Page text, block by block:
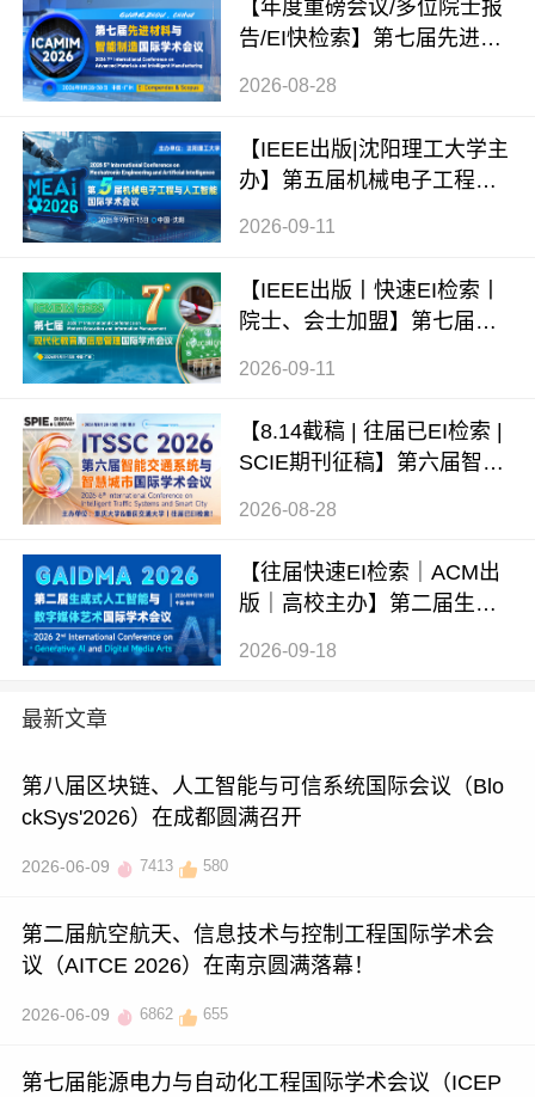
【年度重磅会议/多位院士报
告/EI快检索】第七届先进材
2026-08-28
【IEEE出版|沈阳理工大学主
办】第五届机械电子工程与
2026-09-11
【IEEE出版丨快速EI检索丨
院士、会士加盟】第七届现
术会议 (ICMEIM 2026)
2026-09-11
【8.14截稿 | 往届已EI检索 |
SCIE期刊征稿】第六届智能
术会议（ITSSC 2026）
2026-08-28
【往届快速EI检索｜ACM出
版｜高校主办】第二届生成
术会议 (GAIDMA 2026)
2026-09-18
最新文章
第八届区块链、人工智能与可信系统国际会议（Blo
ckSys'2026）在成都圆满召开
2026-06-09 7413 580
第二届航空航天、信息技术与控制工程国际学术会
议（AITCE 2026）在南京圆满落幕！
2026-06-09 6862 655
第七届能源电力与自动化工程国际学术会议（ICEP